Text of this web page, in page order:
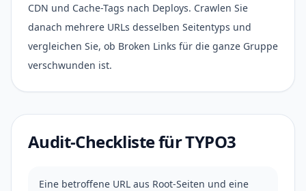
CDN und Cache-Tags nach Deploys. Crawlen Sie
danach mehrere URLs desselben Seitentyps und
vergleichen Sie, ob Broken Links für die ganze Gruppe
verschwunden ist.
Audit-Checkliste für TYPO3
Eine betroffene URL aus Root-Seiten und eine